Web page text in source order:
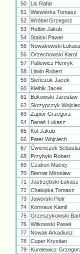
50
Lis Rafał
51
Wiewiórka Tomasz
52
Wróbel Grzegorz
53
Helbin Jakub
54
Stalski Paweł
55
Nowakowski
56
Orzechowski Karol
57
Patlewicz Henryk
58
Litwin Robert
59
Sieńczuk Jacek
60
Kielbik Jacek
61
Bukowski Jarosław
62
Skrzypczyk
63
Zapiór Grzegorz
64
Banaś Łukasz
65
Kot Jakub
66
Pater Wojciech
67
Ćwienczek
68
Przybyło Robert
69
Czakon Maciej
70
Biernat Mirosław
71
Jastrzębski Łukasz
72
Chałupka Tomasz
73
Jaworski Piotr
74
Komraus Kamil
75
Grzeszykowski
76
Witkowski Paweł
77
Nowak Arkadiusz
78
Cuper Krystian
79
Kurelewicz